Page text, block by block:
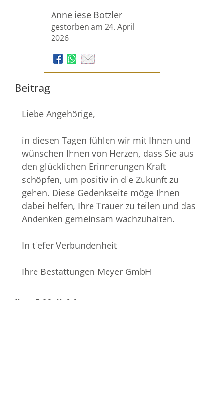
Anneliese Botzler
gestorben am 24. April
2026
Beitrag
Liebe Angehörige,
in diesen Tagen fühlen wir mit Ihnen und
wünschen Ihnen von Herzen, dass Sie aus
den glücklichen Erinnerungen Kraft
schöpfen, um positiv in die Zukunft zu
gehen. Diese Gedenkseite möge Ihnen
dabei helfen, Ihre Trauer zu teilen und das
Andenken gemeinsam wachzuhalten.
In tiefer Verbundenheit
Ihre Bestattungen Meyer GmbH
Ihre E-Mail-Adresse